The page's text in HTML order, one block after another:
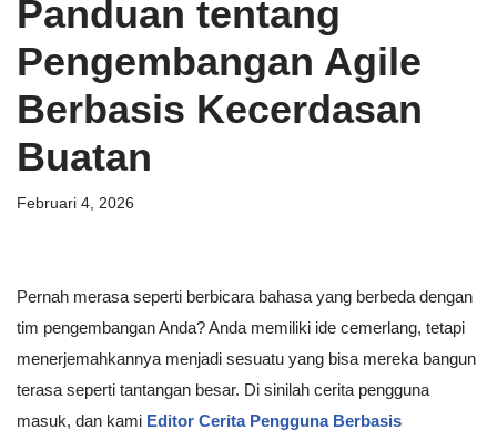
Panduan tentang
Pengembangan Agile
Berbasis Kecerdasan
Buatan
Februari 4, 2026
Pernah merasa seperti berbicara bahasa yang berbeda dengan
tim pengembangan Anda? Anda memiliki ide cemerlang, tetapi
menerjemahkannya menjadi sesuatu yang bisa mereka bangun
terasa seperti tantangan besar. Di sinilah cerita pengguna
masuk, dan kami Editor Cerita Pengguna Berbasis